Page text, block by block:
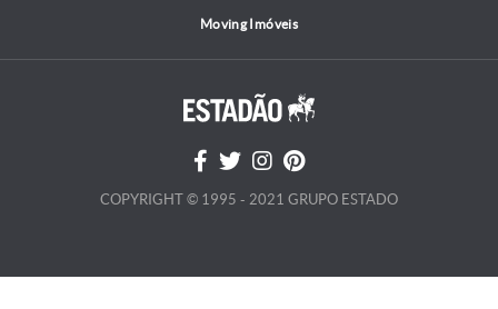
Moving Imóveis
COPYRIGHT © 1995 - 2021 GRUPO ESTADO